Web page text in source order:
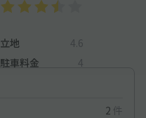
立地
4.6
駐車料金
4
2 件